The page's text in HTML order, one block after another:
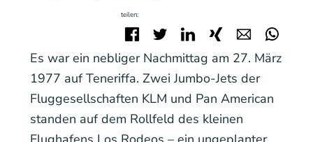
teilen:
FacebookTwitterLinkedIn
Xing E-mail
Es war ein nebliger Nachmittag am 27. März
1977 auf Teneriffa. Zwei Jumbo-Jets der
Fluggesellschaften KLM und Pan American
standen auf dem Rollfeld des kleinen